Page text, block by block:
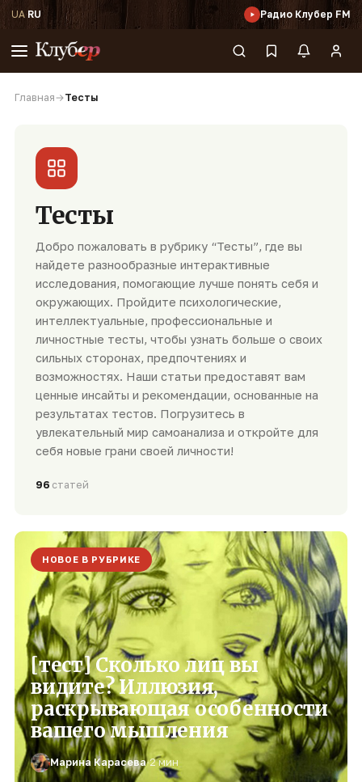
UA·RU Радио Клубер FM
Главная →Тесты
Тесты
Добро пожаловать в рубрику “Тесты”, где вы
найдете разнообразные интерактивные
исследования, помогающие лучше понять себя и
окружающих. Пройдите психологические,
интеллектуальные, профессиональные и
личностные тесты, чтобы узнать больше о своих
сильных сторонах, предпочтениях и
возможностях. Наши статьи предоставят вам
ценные инсайты и рекомендации, основанные на
результатах тестов. Погрузитесь в
увлекательный мир самоанализа и откройте для
себя новые грани своей личности!
96 статей
НОВОЕ В РУБРИКЕ
[тест] Сколько лиц вы
видите? Иллюзия,
раскрывающая особенности
вашего мышления
Марина Карасева·2 мин